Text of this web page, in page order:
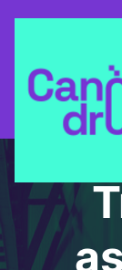
Espai de
Trobades i